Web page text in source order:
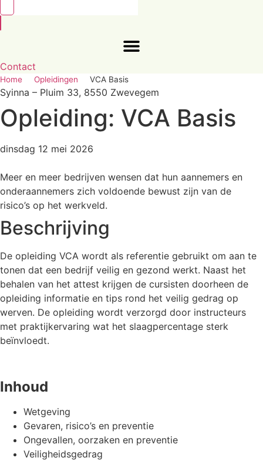
Contact
Home Opleidingen VCA Basis
Syinna – Pluim 33, 8550 Zwevegem
Opleiding: VCA Basis
dinsdag 12 mei 2026
Meer en meer bedrijven wensen dat hun aannemers en
onderaannemers zich voldoende bewust zijn van de
risico’s op het werkveld.
Beschrijving
De opleiding VCA wordt als referentie gebruikt om aan te
tonen dat een bedrijf veilig en gezond werkt. Naast het
behalen van het attest krijgen de cursisten doorheen de
opleiding informatie en tips rond het veilig gedrag op
werven. De opleiding wordt verzorgd door instructeurs
met praktijkervaring wat het slaagpercentage sterk
beïnvloedt.
Inhoud
Wetgeving
Gevaren, risico’s en preventie
Ongevallen, oorzaken en preventie
Veiligheidsgedrag